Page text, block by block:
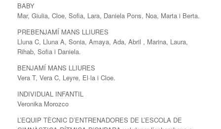
BABY
Mar, Giulia, Cloe, Sofia, Lara, Daniela Pons, Noa, Marta i Berta.
PREBENJAMÍ MANS LLIURES
Lluna C, Lluna A, Sonia, Amaya, Ada, Abril , Marina, Laura,
Rihab, Sofia i Daniela.
BENJAMÍ MANS LLIURES
Vera T, Vera C, Leyre, El·la i Cloe.
INDIVIDUAL INFANTIL
Veronika Morozco
L’EQUIP TÈCNIC D’ENTRENADORES DE L’ESCOLA DE